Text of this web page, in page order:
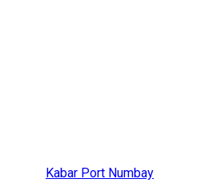
Kabar Port Numbay